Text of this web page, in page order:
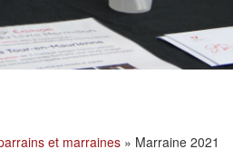
et marraines » Marraine 2021